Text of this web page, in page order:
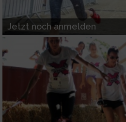
Jetzt noch anmelden